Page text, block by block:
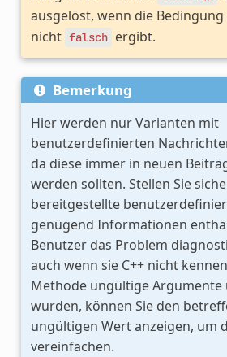
ausgelöst, wenn die
nicht falsch ergibt.
Bemerkung
Hier werden nur Varianten mit
benutzerdefinierten
da diese immer in neuen
werden sollten. Stellen Sie
bereitgestellte
genügend Informationen
Benutzer das Problem
auch wenn sie C++ nicht
Methode ungültige Argumente
wurden, können Sie den
ungültigen Wert anzeigen, um
vereinfachen.